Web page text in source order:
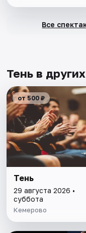
Все
Тень в
от 500 ₽
Тень
29 августа 2026 •
суббота
Кемерово